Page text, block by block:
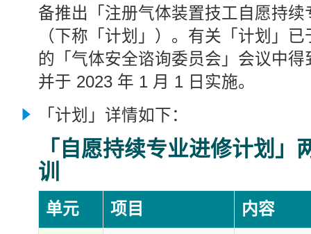
备推出「注册气体装置技工自愿持续
（下称「 计划」）。有关「计划」 已
的「气体安全谘询委员会」会议中得
并于 2023 年 1 月 1 日实施。
「 计划」详情如下：
「自愿持续专业进修计划」
训
单元 项目 内容